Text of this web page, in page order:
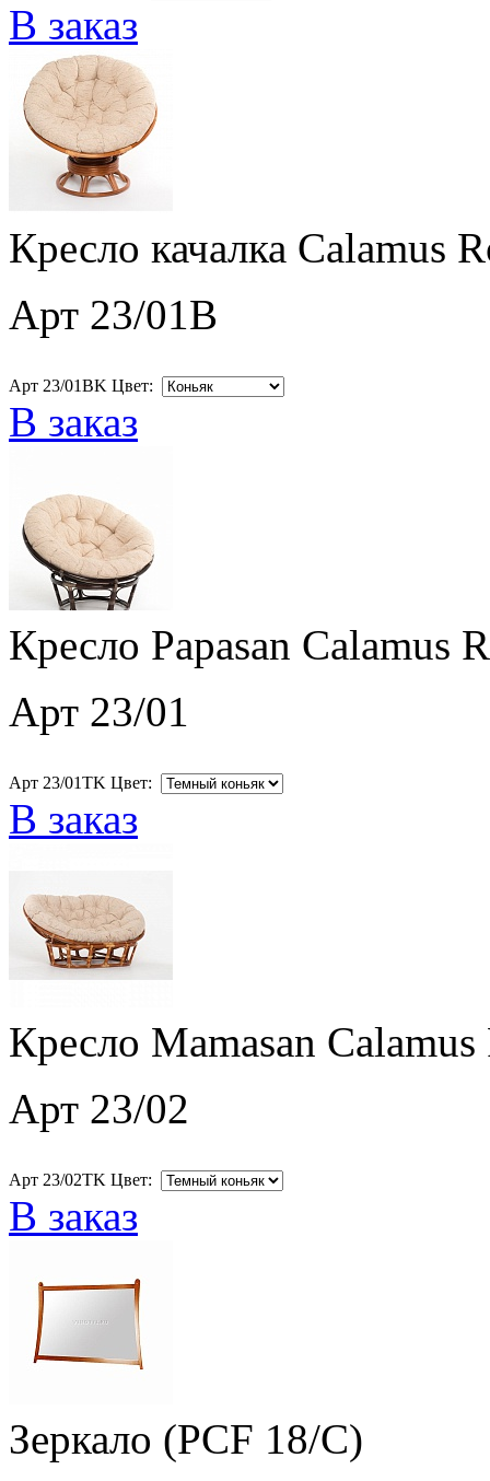
В заказ
Кресло качалка Calamus
Арт 23/01B
Арт 23/01BK Цвет:
В заказ
Кресло Papasan Calamus
Арт 23/01
Арт 23/01TK Цвет:
В заказ
Кресло Mamasan
Арт 23/02
Арт 23/02TK Цвет:
В заказ
Зеркало (PCF 18/C)